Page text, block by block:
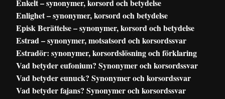
Enkelt – synonymer, korsord och betydelse
Enlighet – synonymer, korsord och betydelse
Episk Berättelse – synonymer, korsord och betydelse
Estrad – synonymer, motsatsord och korsordssvar
Estradör: synonymer, korsordslösning och förklaring
Vad betyder eufonium? Synonymer och korsordssvar
Vad betyder eunuck? Synonymer och korsordssvar
Vad betyder fajans? Synonymer och korsordssvar